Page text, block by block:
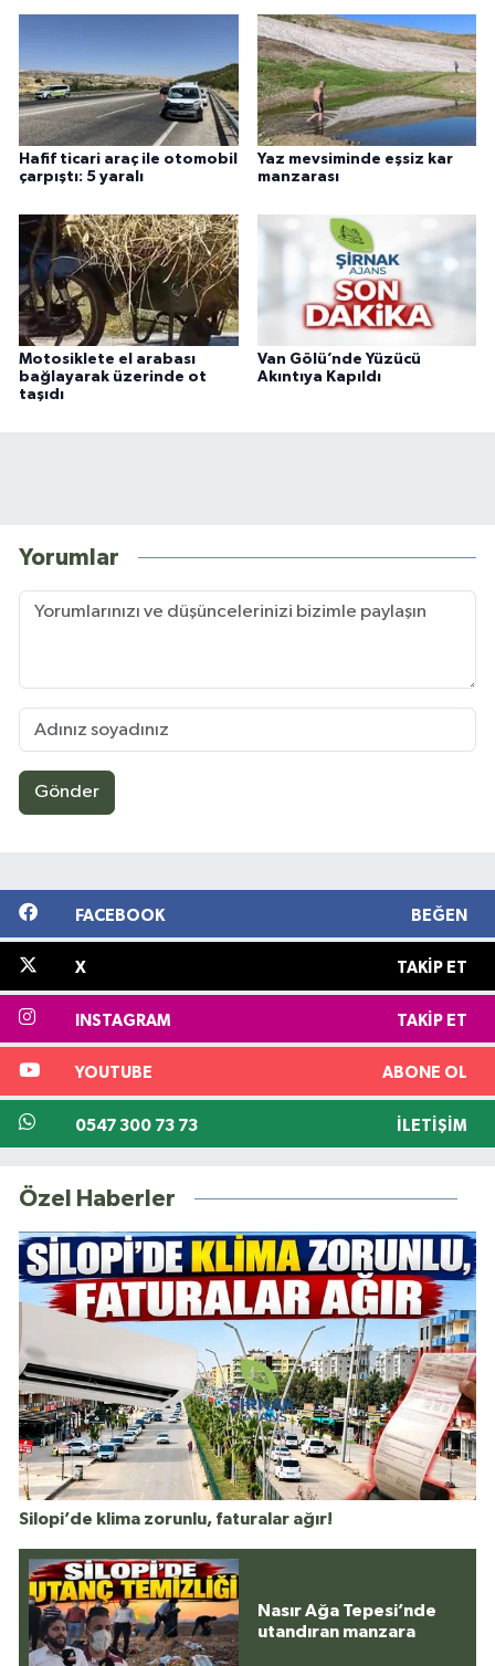
Hafif ticari araç ile otomobil
çarpıştı: 5 yaralı
Yaz mevsiminde eşsiz kar
manzarası
Motosiklete el arabası
bağlayarak üzerinde ot
taşıdı
Van Gölü’nde Yüzücü
Akıntıya Kapıldı
Yorumlar
Gönder
FACEBOOK BEĞEN
X TAKIP ET
INSTAGRAM TAKIP ET
YOUTUBE ABONE OL
0547 300 73 73 İLETIŞIM
Özel Haberler
Silopi’de klima zorunlu, faturalar ağır!
Nasır Ağa Tepesi’nde
utandıran manzara